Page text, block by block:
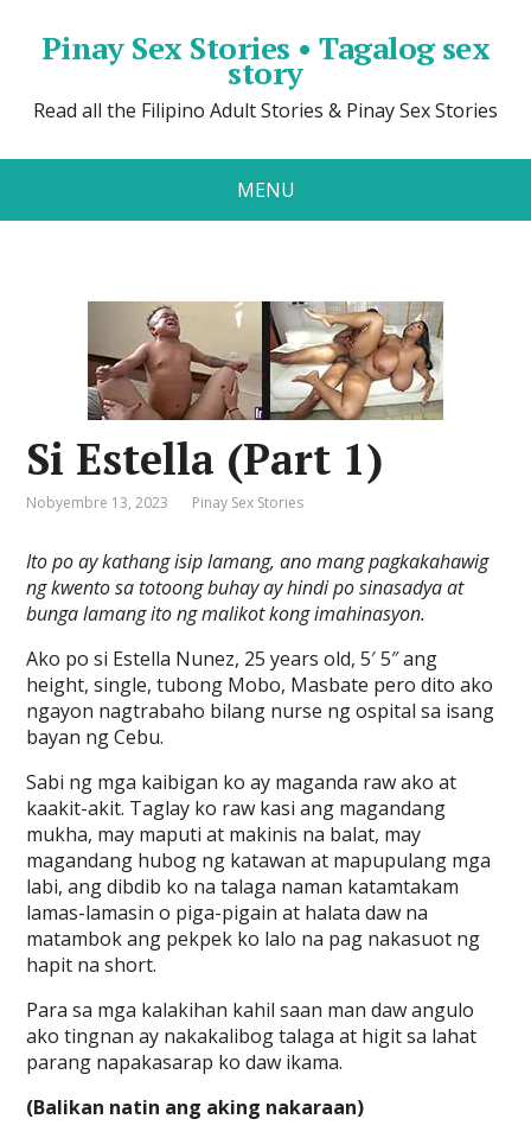
Pinay Sex Stories • Tagalog sex
story
Read all the Filipino Adult Stories & Pinay Sex Stories
MENU
Si Estella (Part 1)
Nobyembre 13, 2023 Pinay Sex Stories
Ito po ay kathang isip lamang, ano mang pagkakahawig
ng kwento sa totoong buhay ay hindi po sinasadya at
bunga lamang ito ng malikot kong imahinasyon.
Ako po si Estella Nunez, 25 years old, 5′ 5″ ang
height, single, tubong Mobo, Masbate pero dito ako
ngayon nagtrabaho bilang nurse ng ospital sa isang
bayan ng Cebu.
Sabi ng mga kaibigan ko ay maganda raw ako at
kaakit-akit. Taglay ko raw kasi ang magandang
mukha, may maputi at makinis na balat, may
magandang hubog ng katawan at mapupulang mga
labi, ang dibdib ko na talaga naman katamtakam
lamas-lamasin o piga-pigain at halata daw na
matambok ang pekpek ko lalo na pag nakasuot ng
hapit na short.
Para sa mga kalakihan kahil saan man daw angulo
ako tingnan ay nakakalibog talaga at higit sa lahat
parang napakasarap ko daw ikama.
(Balikan natin ang aking nakaraan)